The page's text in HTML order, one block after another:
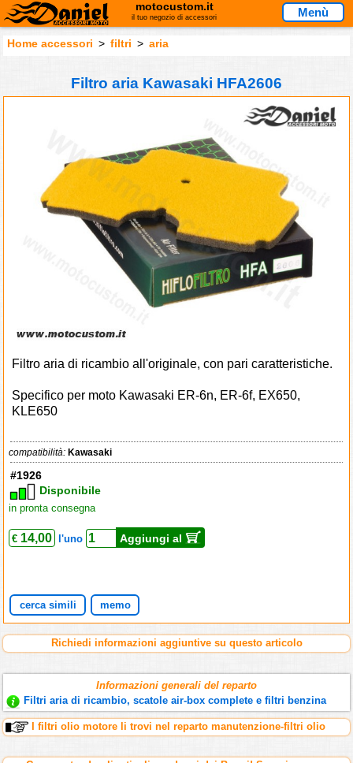
motocustom.it
il tuo negozio di accessori Menù
Home accessori > filtri > aria
Filtro aria Kawasaki HFA2606
Filtro aria di ricambio all'originale, con pari caratteristiche.
Specifico per moto Kawasaki ER-6n, ER-6f, EX650,
KLE650
compatibilità: Kawasaki
#1926
Disponibile
in pronta consegna
€ 14,00 l'uno Aggiungi al
cerca simili memo
Richiedi informazioni aggiuntive su questo articolo
Informazioni generali del reparto
Filtri aria di ricambio, scatole air-box complete e filtri benzina
I filtri olio motore li trovi nel reparto manutenzione-filtri olio